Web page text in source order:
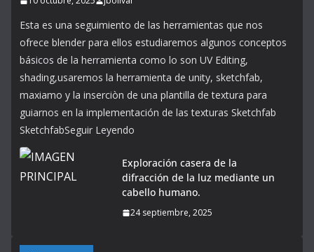
Esta es una seguimiento de las herramientas que nos
ofrece blender para ellos estudiaremos algunos conceptos
básicos de la herramienta como lo son UV Editing,
shading,usaremos la herramienta de unity, sketchfab,
maxiamo y la inserciòn de una plantilla de textura para
guiarnos en la implementación de las texturas Sketchfab
SketchfabSeguir Leyendo
Exploración casera de la
difracción de la luz mediante un
cabello humano.
24 septiembre, 2025